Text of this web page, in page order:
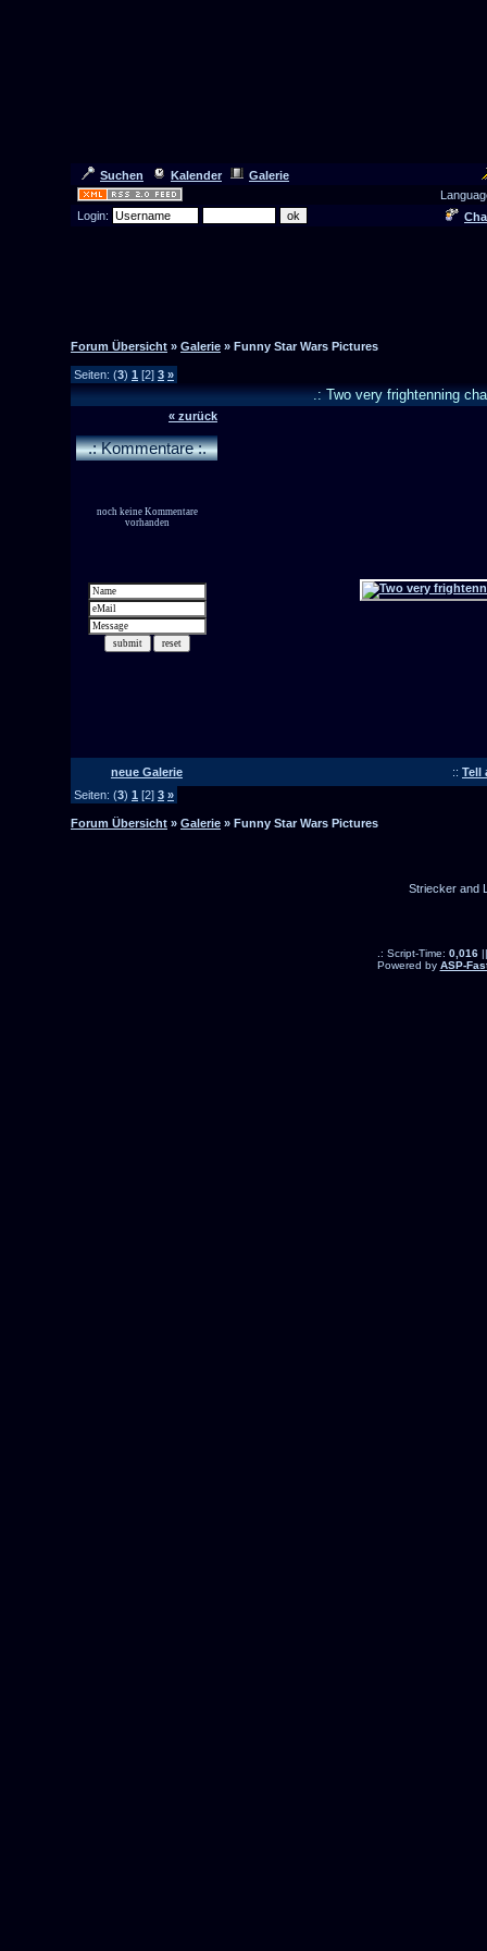
Suchen Kalender
Galerie
Login:
Forum Übersicht » Galerie » Funny Star Wars Pictures
Seiten: (3) 1 [2] 3 »
.: Two very frightenning
« zurück
.: Kommentare :.
neue Galerie :: Tell
Seiten: (3) 1 [2] 3 »
Forum Übersicht » Galerie » Funny Star Wars Pictures
Striecker and
.: Script-Time: 0,016||
Powered by ASP-